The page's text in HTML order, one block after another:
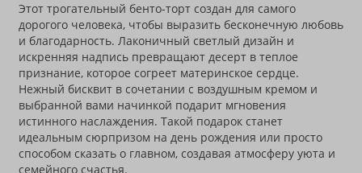
Этот трогательный бенто-торт создан для самого
дорогого человека, чтобы выразить бесконечную любовь
и благодарность. Лаконичный светлый дизайн и
искренняя надпись превращают десерт в теплое
признание, которое согреет материнское сердце.
Нежный бисквит в сочетании с воздушным кремом и
выбранной вами начинкой подарит мгновения
истинного наслаждения. Такой подарок станет
идеальным сюрпризом на день рождения или просто
способом сказать о главном, создавая атмосферу уюта и
семейного счастья.